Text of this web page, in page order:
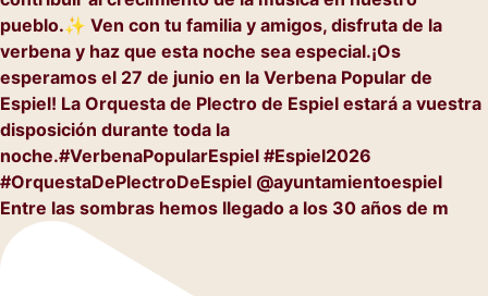
Entre las sombras hemos llegado a los 30 años de m